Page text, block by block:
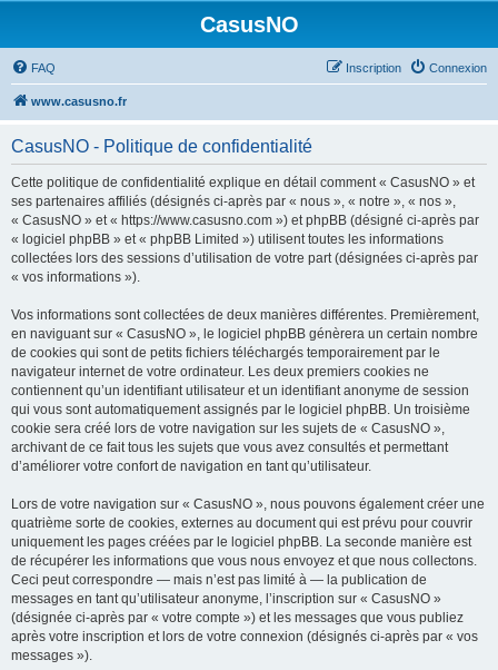
CasusNO
FAQ Connexion
Inscription
www.casusno.fr
CasusNO - Politique de confidentialité
Cette politique de confidentialité explique en détail comment « CasusNO » et
ses partenaires affiliés (désignés ci-après par « nous », « notre », « nos »,
« CasusNO » et « https://www.casusno.com ») et phpBB (désigné ci-après par
« logiciel phpBB » et « phpBB Limited ») utilisent toutes les informations
collectées lors des sessions d’utilisation de votre part (désignées ci-après par
« vos informations »).
Vos informations sont collectées de deux manières différentes. Premièrement,
en naviguant sur « CasusNO », le logiciel phpBB génèrera un certain nombre
de cookies qui sont de petits fichiers téléchargés temporairement par le
navigateur internet de votre ordinateur. Les deux premiers cookies ne
contiennent qu’un identifiant utilisateur et un identifiant anonyme de session
qui vous sont automatiquement assignés par le logiciel phpBB. Un troisième
cookie sera créé lors de votre navigation sur les sujets de « CasusNO »,
archivant de ce fait tous les sujets que vous avez consultés et permettant
d’améliorer votre confort de navigation en tant qu’utilisateur.
Lors de votre navigation sur « CasusNO », nous pouvons également créer une
quatrième sorte de cookies, externes au document qui est prévu pour couvrir
uniquement les pages créées par le logiciel phpBB. La seconde manière est
de récupérer les informations que vous nous envoyez et que nous collectons.
Ceci peut correspondre — mais n’est pas limité à — la publication de
messages en tant qu’utilisateur anonyme, l’inscription sur « CasusNO »
(désignée ci-après par « votre compte ») et les messages que vous publiez
après votre inscription et lors de votre connexion (désignés ci-après par « vos
messages »).